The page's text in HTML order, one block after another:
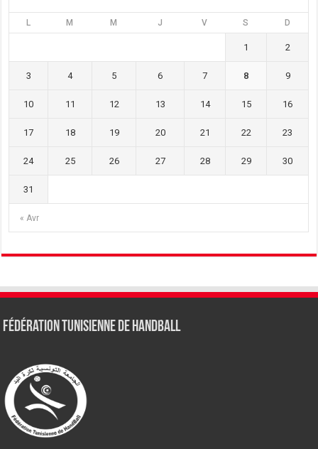
L M M J V S D
« Avr
1 2
3 4 5 6 7 8 9
10 11 12 13 14 15 16
17 18 19 20 21 22 23
24 25 26 27 28 29 30
31
Fédération tunisienne de Handball